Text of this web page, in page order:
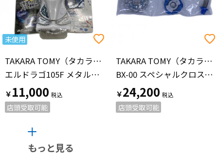
未使用
TAKARA TOMY（タカラトミー）
エルドラゴ105F メタルファイト ベイブレード
￥11,000
店頭受取可能
TAKARA TOMY（タカラトミー）
BX-00 スペシャルクロスベイ ヘルズサイズ 3-80F ベイブレード
￥24,200
店頭受取可能
もっと見る